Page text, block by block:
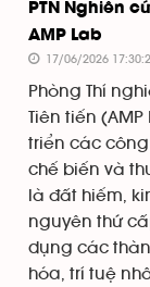
PTN Nghiên
AMP Lab
17/06/2026
Phòng Thí
Tiên tiến
triển các
chế biến và
là đất hiếm,
nguyên thứ
dụng các
hóa, trí tuệ